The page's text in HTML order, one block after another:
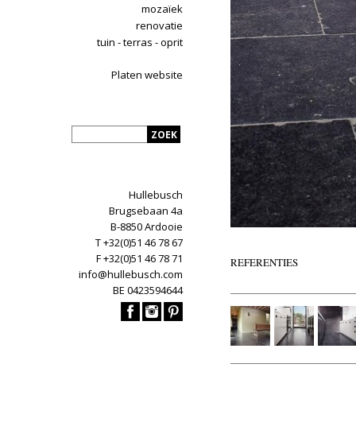
mozaïek
renovatie
tuin - terras - oprit
Platen website
Hullebusch
Brugsebaan 4a
B-8850 Ardooie
T +32(0)51 46 78 67
F +32(0)51 46 78 71
info@hullebusch.com
BE 0423594644
REFERENTIES